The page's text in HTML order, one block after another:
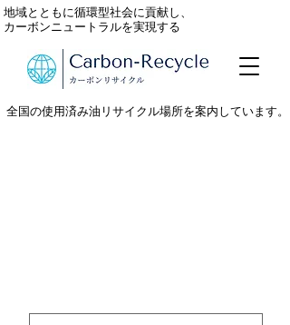
全国の使用済み油リサイクル場所を案内しています。
地域とともに循環型社会に貢献し、
カーボンニュートラルを実現する